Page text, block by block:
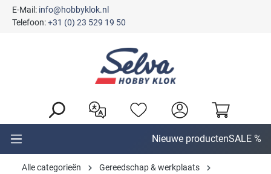
E-Mail: info@hobbyklok.nl
Telefoon:+31 (0) 23 529 19 50
Nieuwe productenSALE %
Alle categorieën
Gereedschap & werkplaats